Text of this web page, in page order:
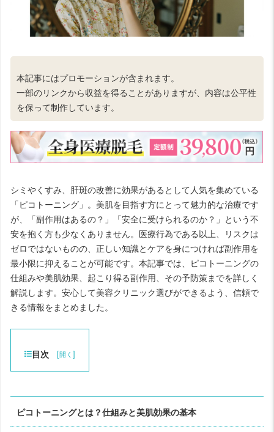
本記事にはプロモーションが含まれます。
一部のリンクから収益を得ることがありますが、内容は公平性
を保って制作しています。
シミやくすみ、肝斑の改善に効果があるとして人気を集めている
「ピコトーニング」。美肌を目指す方にとって魅力的な治療です
が、「副作用はあるの？」「安全に受けられるのか？」という不
安を抱く方も少なくありません。医療行為である以上、リスクは
ゼロではないものの、正しい知識とケアを身につければ副作用を
最小限に抑えることが可能です。本記事では、ピコトーニングの
仕組みや美肌効果、起こり得る副作用、その予防策までを詳しく
解説します。安心して美容クリニック選びができるよう、信頼で
きる情報をまとめました。
目次 [開く ]
ピコトーニングとは？仕組みと美肌効果の基本